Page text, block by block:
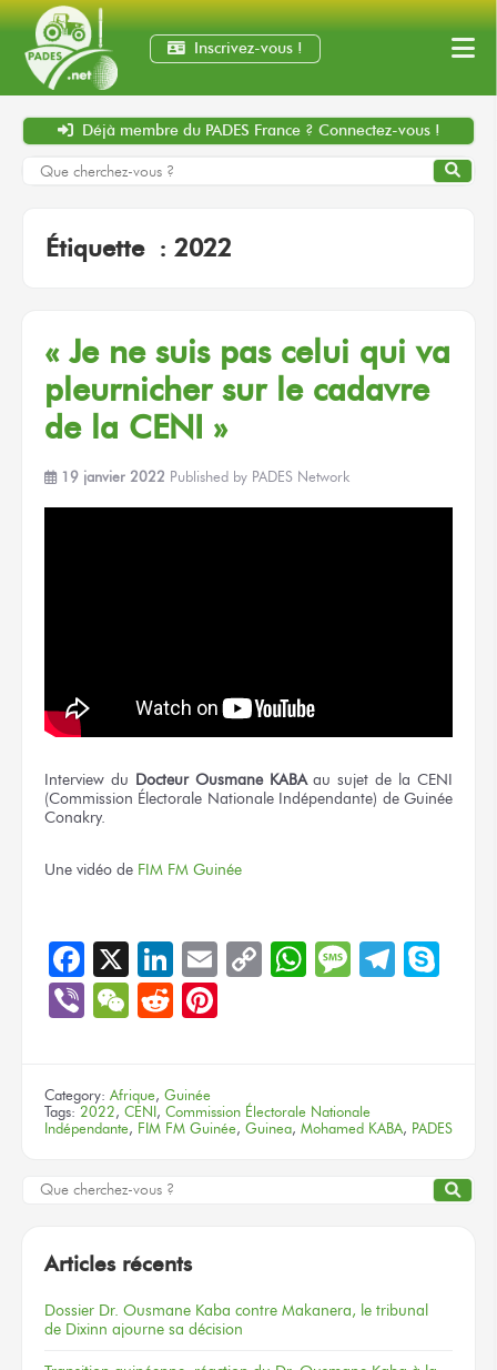
Inscrivez-vous !
Déjà membre du PADES France ? Connectez-vous !
Étiquette : 2022
« Je ne suis pas celui qui va
pleurnicher sur le cadavre
de la CENI »
19 janvier 2022 Published by PADES Network
Interview du Docteur Ousmane KABAau sujet de la CENI
(Commission Électorale Nationale Indépendante) de Guinée
Conakry.
Une vidéo de FIM FM Guinée
Facebook
X LinkedIn
EmailCopyWhatsApp
Message
ViberWeChat
Reddit
Category: Afrique, Guinée
Tags: 2022, CENI, Commission Électorale Nationale
Indépendante, FIM FM Guinée, Guinea, Mohamed KABA, PADES
Articles récents
Dossier Dr. Ousmane Kaba contre Makanera, le tribunal
de Dixinn ajourne sa décision